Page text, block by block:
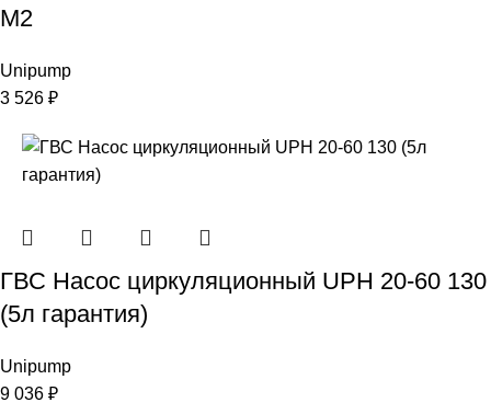
М2
Unipump
3 526 ₽
ГВС Насос циркуляционный UPН 20-60 130
(5л гарантия)
Unipump
9 036 ₽